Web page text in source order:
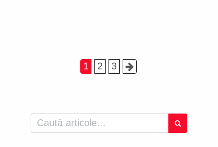
1 2 3